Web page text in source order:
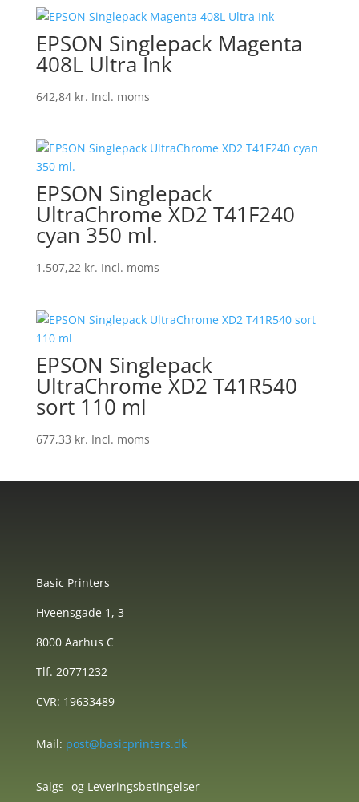
EPSON Singlepack Magenta
408L Ultra Ink
642,84 kr. Incl. moms
EPSON Singlepack
UltraChrome XD2 T41F240
cyan 350 ml.
1.507,22 kr. Incl. moms
EPSON Singlepack
UltraChrome XD2 T41R540
sort 110 ml
677,33 kr. Incl. moms
Basic Printers
Hveensgade 1, 3
8000 Aarhus C
Tlf. 20771232
CVR: 19633489
Mail: post@basicprinters.dk
Salgs- og Leveringsbetingelser